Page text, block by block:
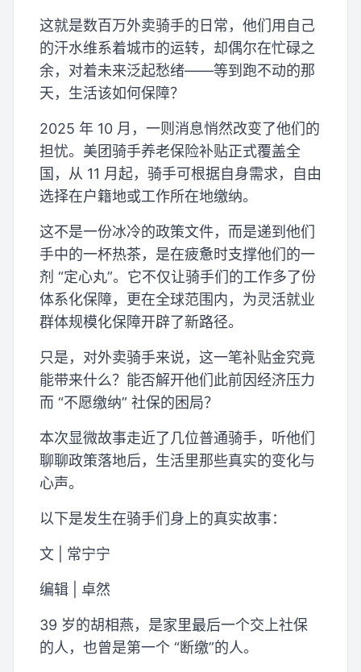
这就是数百万外卖骑手的日常，他们用自己
的汗水维系着城市的运转，却偶尔在忙碌之
余，对着未来泛起愁绪——等到跑不动的那
天，生活该如何保障？
2025 年 10 月，一则消息悄然改变了他们的
担忧。美团骑手养老保险补贴正式覆盖全
国，从 11 月起，骑手可根据自身需求，自由
选择在户籍地或工作所在地缴纳。
这不是一份冰冷的政策文件，而是递到他们
手中的一杯热茶，是在疲惫时支撑他们的一
剂 “定心丸”。它不仅让骑手们的工作多了份
体系化保障，更在全球范围内，为灵活就业
群体规模化保障开辟了新路径。
只是，对外卖骑手来说，这一笔补贴金究竟
能带来什么？能否解开他们此前因经济压力
而 “不愿缴纳” 社保的困局？
本次显微故事走近了几位普通骑手，听他们
聊聊政策落地后，生活里那些真实的变化与
心声。
以下是发生在骑手们身上的真实故事：
文 | 常宁宁
编辑 | 卓然
39 岁的胡相燕，是家里最后一个交上社保
的人，也曾是第一个 “断缴”的人。